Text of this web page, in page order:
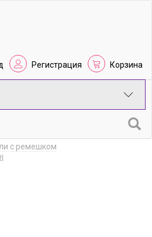
Регистрация Корзина
с ремешком